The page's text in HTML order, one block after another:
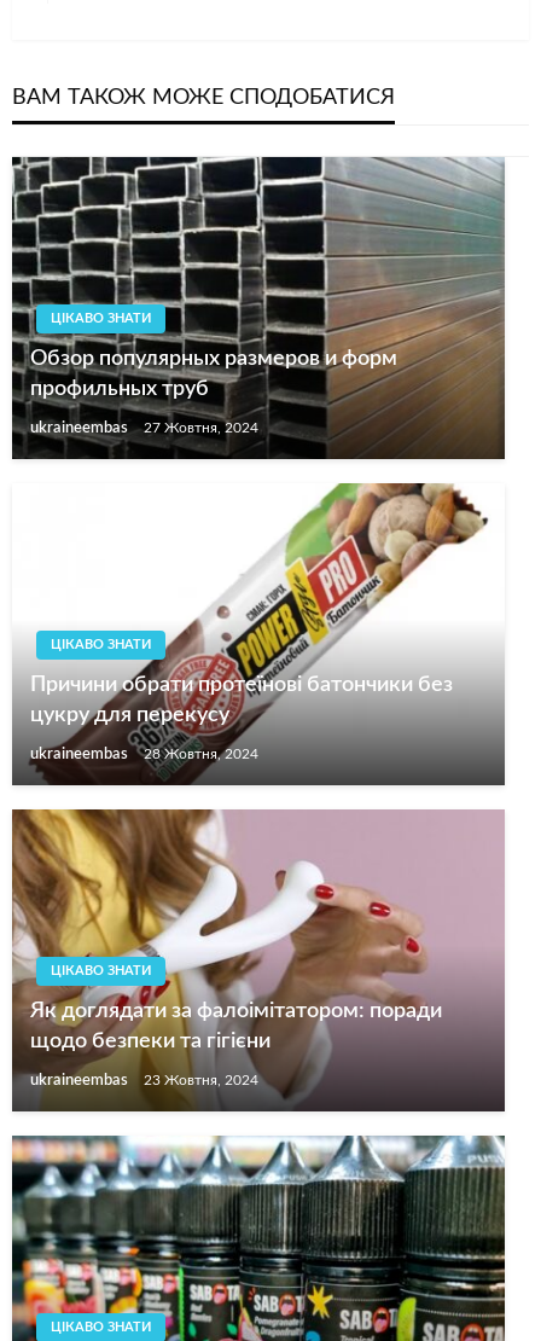
ВАМ ТАКОЖ МОЖЕ СПОДОБАТИСЯ
ЦІКАВО ЗНАТИ
Обзор популярных размеров и форм
профильных труб
ukraineembas 27 Жовтня, 2024
ЦІКАВО ЗНАТИ
Причини обрати протеїнові батончики без
цукру для перекусу
ukraineembas 28 Жовтня, 2024
ЦІКАВО ЗНАТИ
Як доглядати за фалоімітатором: поради
щодо безпеки та гігієни
ukraineembas 23 Жовтня, 2024
ЦІКАВО ЗНАТИ